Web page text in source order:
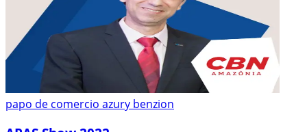
papo de comercio azury benzion